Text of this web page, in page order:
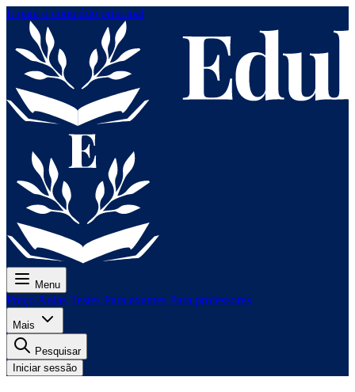
Ir para o conteúdo principal
Menu
Preço Aulas Testes Para exames Para professores
Mais
Pesquisar
Iniciar sessão